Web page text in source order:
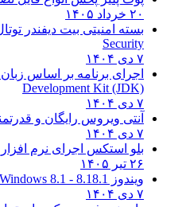
۲۰ خرداد ۱۴۰۵
بسته امنیتی بیت دیفندر
Security
۷ دی ۱۴۰۴
اجرای برنامه بر اساس
Development Kit (JDK)
۷ دی ۱۴۰۴
آنتی ویروس رایگان و قدرتمند
۷ دی ۱۴۰۴
بلو استکس اجرای نرم افزار
۲۶ تیر ۱۴۰۵
ویندوز 8.1
8.1 - Microsoft Windows 8.1
۷ دی ۱۴۰۴